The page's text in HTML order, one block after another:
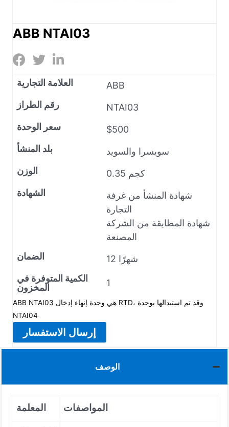
ABB NTAI03
العلامة التجارية
ABB
رقم الطراز
NTAI03
سعر الوحدة
$500
بلد المنشأ
سويسرا والسويد
الوزن
0.35 كجم
الشهادة
شهادة المنشأ من غرفة
التجارة
شهادة المطابقة من الشركة
المصنعة
الضمان
12 شهرًا
الكمية المتوفرة في
المخزون
1
ABB NTAI03 هي وحدة إنهاء إدخال RTD، وقد تم استبدالها بوحدة
NTAI04
إرسال الاستفسار
الوصف
المعلمة المواصفات